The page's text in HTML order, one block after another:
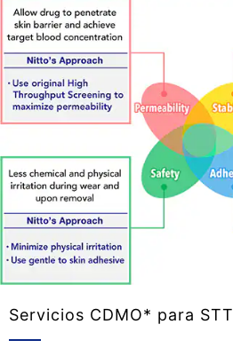
Servicios CDMO* para STT